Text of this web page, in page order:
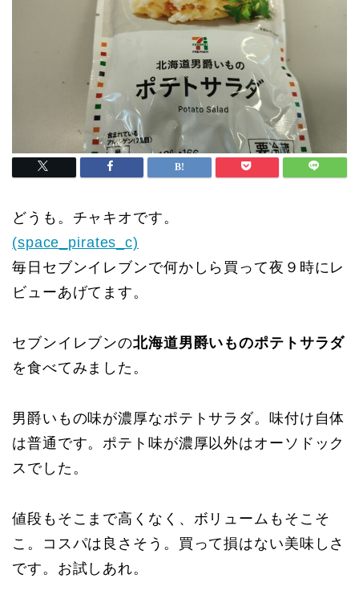
どうも。チャキオです。
(space_pirates_c)
毎日セブンイレブンで何かしら買って夜９時にレ
ビューあげてます。
セブンイレブンの北海道男爵いものポテトサラダ
を食べてみました。
男爵いもの味が濃厚なポテトサラダ。味付け自体
は普通です。ポテト味が濃厚以外はオーソドック
スでした。
値段もそこまで高くなく、ボリュームもそこそ
こ。コスパは良さそう。買って損はない美味しさ
です。お試しあれ。